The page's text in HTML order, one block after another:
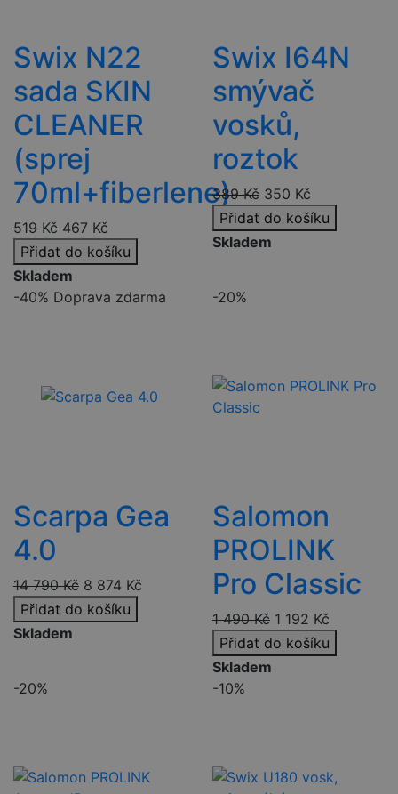
Swix N22
sada SKIN
CLEANER
(sprej
70ml+fiberlene)
519Kč 467 Kč
Přidat do košíku
Skladem
Swix I64N
smývač
vosků,
roztok
389Kč 350 Kč
Přidat do košíku
Skladem
-40% Doprava zdarma
Scarpa Gea
4.0
14 790Kč 8 874 Kč
Přidat do košíku
Skladem
-20%
Salomon
PROLINK
Pro Classic
1 490Kč 1 192 Kč
Přidat do košíku
Skladem
-20%
-10%